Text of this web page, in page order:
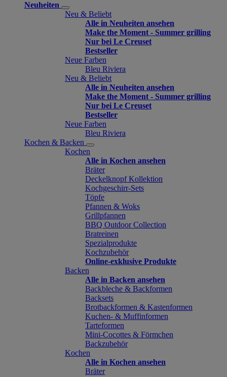
Neuheiten
Neu & Beliebt
Alle in Neuheiten ansehen
Make the Moment - Summer grilling
Nur bei Le Creuset
Bestseller
Neue Farben
Bleu Riviera
Neu & Beliebt
Alle in Neuheiten ansehen
Make the Moment - Summer grilling
Nur bei Le Creuset
Bestseller
Neue Farben
Bleu Riviera
Kochen & Backen
Kochen
Alle in Kochen ansehen
Bräter
Deckelknopf Kollektion
Kochgeschirr-Sets
Töpfe
Pfannen & Woks
Grillpfannen
BBQ Outdoor Collection
Bratreinen
Spezialprodukte
Kochzubehör
Online-exklusive Produkte
Backen
Alle in Backen ansehen
Backbleche & Backformen
Backsets
Brotbackformen & Kastenformen
Kuchen- & Muffinformen
Tarteformen
Mini-Cocottes & Förmchen
Backzubehör
Kochen
Alle in Kochen ansehen
Bräter